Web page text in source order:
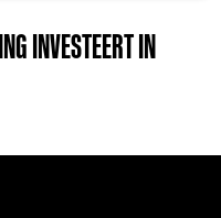
INVESTEERT IN